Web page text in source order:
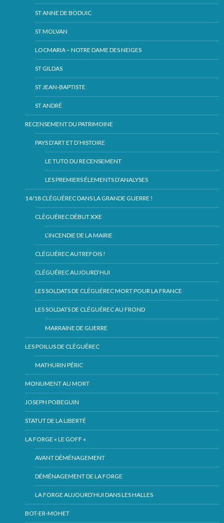
ST ANNE DE BODUIC
ST MOLVAN
LOCMARIA – NOTRE DAME DES NEIGES
ST GILDAS
ST JEAN-BAPTISTE
ST ANDRÉ
RECENSEMENT DU PATRIMOINE
PAYS D’ART ET D’HISTOIRE
LE TUTO DU RECENSEMENT
LES PREMIERS ÉLEMENTS D’ANALYSES
14/18 CLÉGUÉREC DANS LA GRANDE GUERRE !
CLÉGUÉREC DÉBUT XXE
L’INCENDIE DE LA MAIRIE
CLÉGUÉREC AUTREFOIS !
CLÉGUÉREC AUJOURD’HUI
LES SOLDATS DE CLÉGUÉREC MORT POUR LA FRANCE
LES SOLDATS DE CLÉGUÉREC AU FROND
MARRAINE DE GUERRE
LES POILUS DE CLÉGUÉREC
MATHURIN PÉRIC
MONUMENT AU MORT
JOSEPH POBEGUIN
STATUT DE LA LIBERTÉ
LA FORGE « LE GOFF «
AVANT DÉMÉNAGEMENT
DÉMÉNAGEMENT DE LA FORGE
LA FORGE AUJOURD’HUI DANS LES HALLES
BOT-ER-MOHET